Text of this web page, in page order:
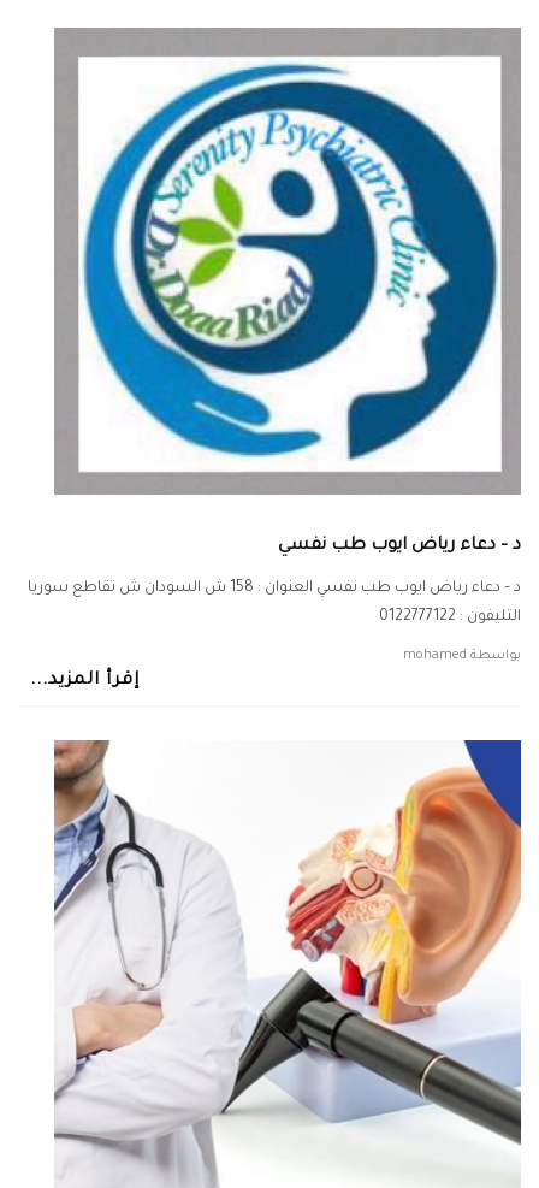
د – دعاء رياض ايوب طب نفسي
د – دعاء رياض ايوب طب نفسي العنوان : 158 ش السودان ش تقاطع سوريا
التليفون : 0122777122
بواسطة mohamed
إقرأ المزيد...